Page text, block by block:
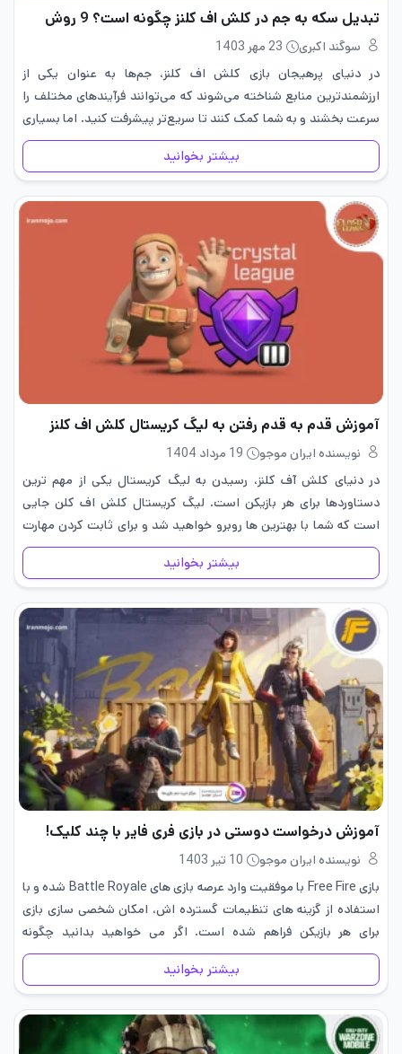
تبدیل سکه به جم در کلش اف کلنز چگونه است؟ 9 روش
سوگند اکبری
23 مهر 1403
در دنیای پرهیجان بازی کلش اف کلنز، جم‌ها به عنوان یکی از
ارزشمندترین منابع شناخته می‌شوند که می‌توانند فرآیندهای مختلف را
سرعت بخشند و به شما کمک کنند تا سریع‌تر پیشرفت کنید. اما بسیاری
از بازیکنان به دنبال راه‌هایی هستند…
بیشتر بخوانید
آموزش قدم به قدم رفتن به لیگ کریستال کلش اف کلنز
نویسنده ایران موجو
19 مرداد 1404
در دنیای کلش آف کلنز، رسیدن به لیگ کریستال یکی از مهم ترین
دستاوردها برای هر بازیکن است. لیگ کریستال کلش اف کلن جایی
است که شما با بهترین ها روبرو خواهید شد و برای ثابت کردن مهارت
هایتان در…
بیشتر بخوانید
آموزش درخواست دوستی در بازی فری فایر با چند کلیک!
نویسنده ایران موجو
10 تیر 1403
بازی Free Fire با موفقیت وارد عرصه‌ بازی‌ های Battle Royale شده و با
استفاده از گزینه ‌های تنظیمات گسترده ‌اش، امکان شخصی‌ سازی بازی
برای هر بازیکن فراهم شده است. اگر می ‌خواهید بدانید چگونه
درخواست دوستی در بازی…
بیشتر بخوانید